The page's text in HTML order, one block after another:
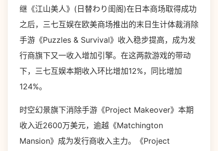
继《江山美人》(日替わり闺阁)在日本商场取得成功
之后，三七互娱在欧美商场推出的末日生计体裁消除
手游《Puzzles & Survival》收入稳步提高，成为发
行商旗下又一收入增加引擎。在这两款游戏的带动
下，三七互娱本期收入环比增加12%，同比增加
124%。
时空幻景旗下消除手游《Project Makeover》本期
收入近2600万美元，逾越《Matchington
Mansion》成为发行商收入主力。《Project